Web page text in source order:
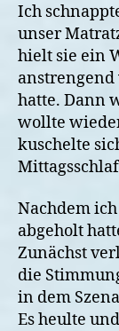
Ich
unser
hielt sie ein
anstrengend
hatte. Dann
wollte
kuschelte
Nachdem
abgeholt
Zunächst
die
in dem
Es heulte